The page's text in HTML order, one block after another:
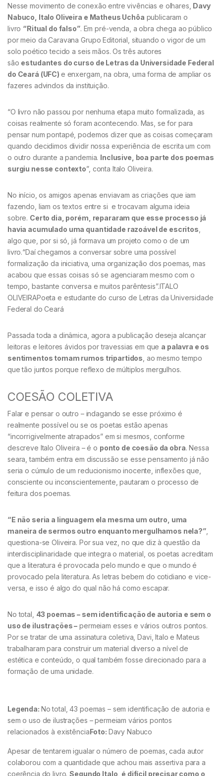
Nesse movimento de conexão entre vivências e olhares, Davy
Nabuco, Italo Oliveira e Matheus Uchôa publicaram o
livro “Ritual do falso”. Em pré-venda, a obra chega ao público
por meio da Caravana Grupo Editorial, situando o vigor de um
solo poético tecido a seis mãos. Os três autores
são estudantes do curso de Letras da Universidade Federal
do Ceará (UFC) e enxergam, na obra, uma forma de ampliar os
fazeres advindos da instituição.
“O livro não passou por nenhuma etapa muito formalizada, as
coisas realmente só foram acontecendo. Mas, se for para
pensar num pontapé, podemos dizer que as coisas começaram
quando decidimos dividir nossa experiência de escrita um com
o outro durante a pandemia. Inclusive, boa parte dos poemas
surgiu nesse contexto”, conta Italo Oliveira.
No início, os amigos apenas enviavam as criações que iam
fazendo, liam os textos entre si e trocavam alguma ideia
sobre. Certo dia, porém, repararam que esse processo já
havia acumulado uma quantidade razoável de escritos
algo que, por si só, já formava um projeto como o de um
livro.“Daí chegamos a conversar sobre uma possível
formalização da iniciativa, uma organização dos poemas, mas
acabou que essas coisas só se agenciaram mesmo com o
tempo, bastante conversa e muitos parêntesis”.ITALO
OLIVEIRAPoeta e estudante do curso de Letras da Universidade
Federal do Ceará
Passada toda a dinâmica, agora a publicação deseja alcançar
leitoras e leitores ávidos por travessias em que a palavra e os
sentimentos tomam rumos tripartidos , ao mesmo tempo
que tão juntos porque reflexo de múltiplos mergulhos.
COESÃO COLETIVA
Falar e pensar o outro – indagando se esse próximo é
realmente possível ou se os poetas estão apenas
“incorrigivelmente atrapados” em si mesmos, conforme
descreve Italo Oliveira – é o ponto de coesão da obra. Nessa
seara, também entra em discussão se esse pensamento já não
seria o cúmulo de um reducionismo inocente, inflexões que,
consciente ou inconscientemente, pautaram o processo de
feitura dos poemas.
“E não seria a linguagem ela mesma um outro, uma
maneira de sermos outro enquanto mergulhamos nela?”,
questiona-se Oliveira. Por sua vez, no que diz à questão da
interdisciplinaridade que integra o material, os poetas acreditam
que a literatura é provocada pelo mundo e que o mundo é
provocado pela literatura. As letras bebem do cotidiano e vice-
versa, e isso é algo do qual não há como escapar.
No total, 43 poemas – sem identificação de autoria e sem o
uso de ilustrações – permeiam esses e vários outros pontos.
Por se tratar de uma assinatura coletiva, Davi, Italo e Mateus
trabalharam para construir um material diverso a nível de
estética e conteúdo, o qual também fosse direcionado para a
formação de uma unidade.
Legenda: No total, 43 poemas – sem identificação de autoria e
sem o uso de ilustrações – permeiam vários pontos
relacionados à existênciaFoto: Davy Nabuco
Apesar de tentarem igualar o número de poemas, cada autor
colaborou com a quantidade que achou mais assertiva para a
coerência do livro.Segundo Italo, é difícil precisar como o